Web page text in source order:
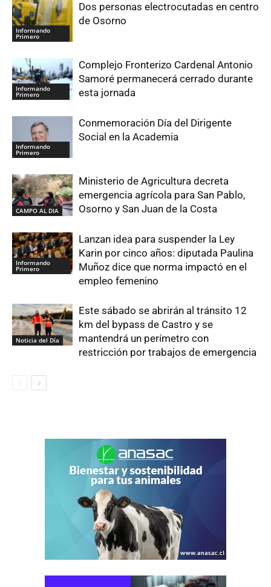
Informando
Primero
Dos personas electrocutadas en centro
de Osorno
Informando
Primero
Complejo Fronterizo Cardenal Antonio
Samoré permanecerá cerrado durante
esta jornada
Informando
Primero
Conmemoración Día del Dirigente
Social en la Academia
CAMPO AL DIA
Ministerio de Agricultura decreta
emergencia agrícola para San Pablo,
Osorno y San Juan de la Costa
Informando
Primero
Lanzan idea para suspender la Ley
Karin por cinco años: diputada Paulina
Muñoz dice que norma impactó en el
empleo femenino
Noticia del Día
Este sábado se abrirán al tránsito 12
km del bypass de Castro y se
mantendrá un perímetro con
restricción por trabajos de emergencia